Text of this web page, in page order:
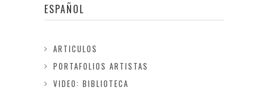
ESPAÑOL
ARTICULOS
PORTAFOLIOS ARTISTAS
VIDEO: BIBLIOTECA